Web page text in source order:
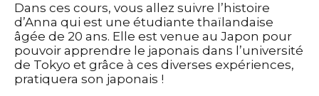
Dans ces cours, vous allez suivre l’histoire
d’Anna qui est une étudiante thaïlandaise
âgée de 20 ans. Elle est venue au Japon pour
pouvoir apprendre le japonais dans l’université
de Tokyo et grâce à ces diverses expériences,
pratiquera son japonais !